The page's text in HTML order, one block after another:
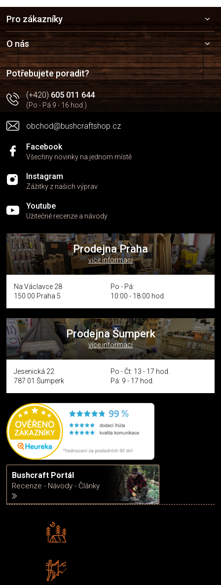
a
t
í
Pro zákazníky
O nás
Potřebujete poradit?
(+420)605 011 644
(Po - Pá 9 - 16 hod.)
obchod@bushcraftshop.cz
Facebook
Všechny novinky na jednom místě
Instagram
Zážitky z našich výprav
Youtube
Užitečné recenze a návody
Prodejna Praha
více informací
Na Václavce 28
150 00 Praha 5
Po - Pá:
10:00 - 18:00 hod.
Prodejna Šumperk
více informací
Jesenická 22
787 01 Šumperk
Po - Čt: 13 - 17 hod.
Pá: 9 - 17 hod.
Bushcraft Portál
Recenze - Návody - Články